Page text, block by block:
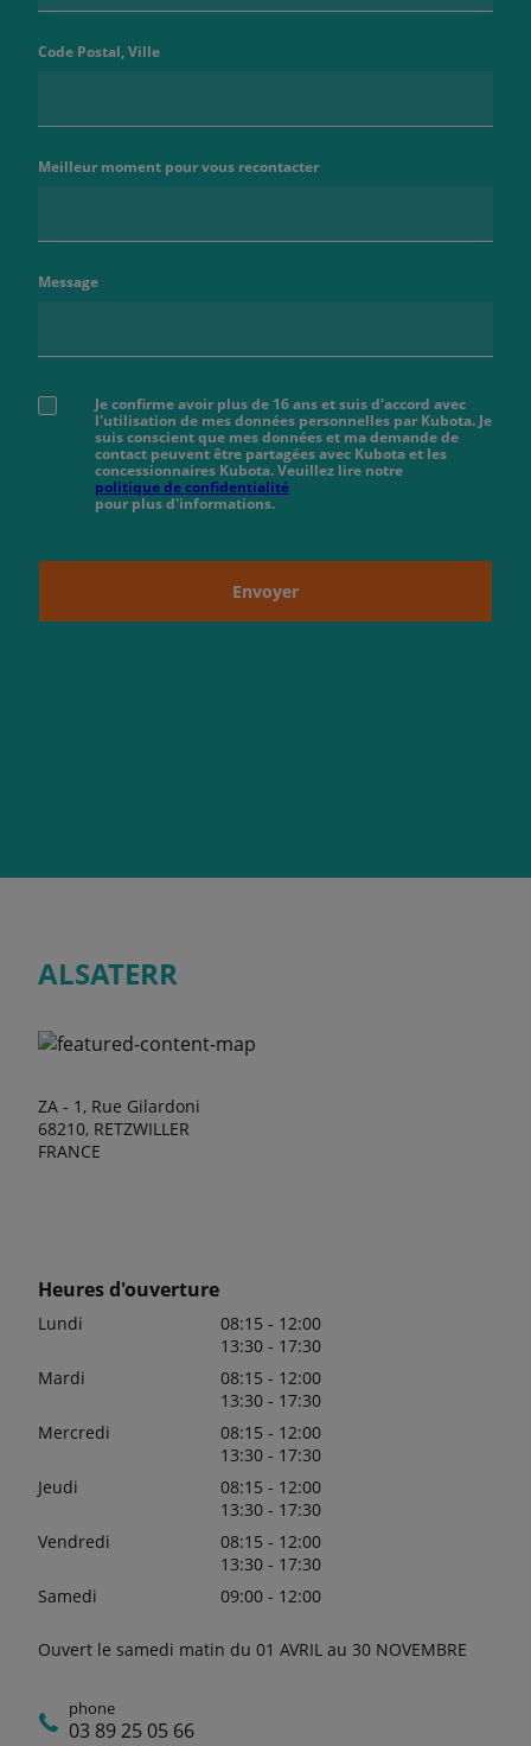
Code Postal, Ville
Meilleur moment pour vous recontacter
Message
Je confirme avoir plus de 16 ans et suis d'accord avec
l'utilisation de mes données personnelles par Kubota. Je
suis conscient que mes données et ma demande de
contact peuvent être partagées avec Kubota et les
concessionnaires Kubota. Veuillez lire notre
politique de confidentialité
pour plus d'informations.
Envoyer
ALSATERR
ZA - 1, Rue Gilardoni
68210, RETZWILLER
FRANCE
Heures d'ouverture
Lundi
08:15 - 12:00
13:30 - 17:30
Mardi
08:15 - 12:00
13:30 - 17:30
Mercredi
08:15 - 12:00
13:30 - 17:30
Jeudi
08:15 - 12:00
13:30 - 17:30
Vendredi
08:15 - 12:00
13:30 - 17:30
Samedi
09:00 - 12:00
Ouvert le samedi matin du 01 AVRIL au 30 NOVEMBRE
phone
03 89 25 05 66